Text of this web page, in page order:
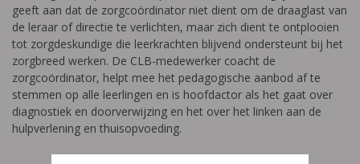
geeft aan dat de zorgcoördinator niet dient om de draaglast van
de leraar of directie te verlichten, maar zich dient te ontplooien
tot zorgdeskundige die leerkrachten blijvend ondersteunt bij het
zorgbreed werken. De CLB-medewerker coacht de
zorgcoördinator, helpt mee het pedagogische aanbod af te
stemmen op alle leerlingen en is hoofdactor als het gaat over
diagnostiek en doorverwijzing en het over het linken aan de
hulpverlening en thuisopvoeding.